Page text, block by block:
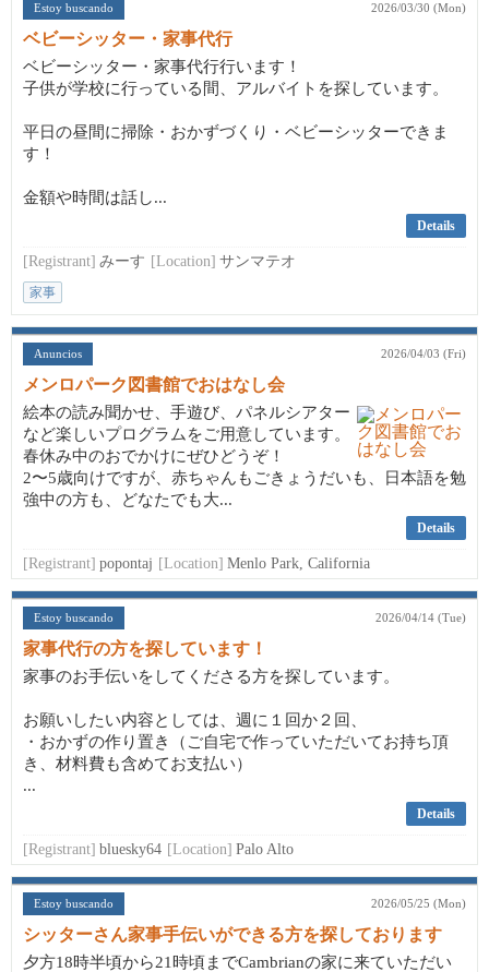
Estoy buscando 2026/03/30 (Mon)
ベビーシッター・家事代行
ベビーシッター・家事代行行います！
子供が学校に行っている間、アルバイトを探しています。
平日の昼間に掃除・おかずづくり・ベビーシッターできま
す！
金額や時間は話し...
Details
[Registrant] みーす [Location] サンマテオ
家事
Anuncios 2026/04/03 (Fri)
メンロパーク図書館でおはなし会
絵本の読み聞かせ、手遊び、パネルシアター
など楽しいプログラムをご用意しています。
春休み中のおでかけにぜひどうぞ！
2〜5歳向けですが、赤ちゃんもごきょうだいも、日本語を勉
強中の方も、どなたでも大...
Details
[Registrant] popontaj [Location] Menlo Park, California
Estoy buscando 2026/04/14 (Tue)
家事代行の方を探しています！
家事のお手伝いをしてくださる方を探しています。
お願いしたい内容としては、週に１回か２回、
・おかずの作り置き（ご自宅で作っていただいてお持ち頂
き、材料費も含めてお支払い）
...
Details
[Registrant] bluesky64 [Location] Palo Alto
Estoy buscando 2026/05/25 (Mon)
シッターさん家事手伝いができる方を探しております
夕方18時半頃から21時頃までCambrianの家に来ていただい